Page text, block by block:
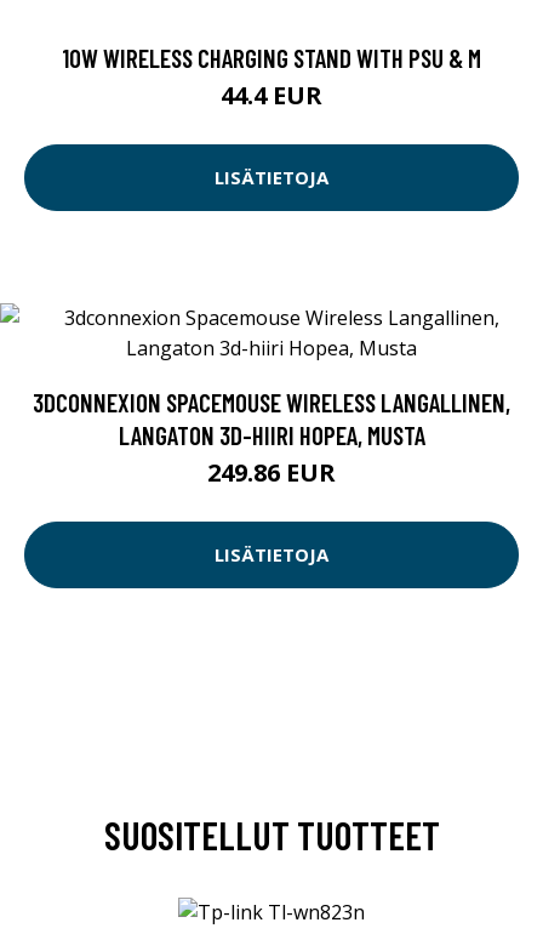
10W WIRELESS CHARGING STAND WITH PSU & M
44.4 EUR
LISÄTIETOJA
3DCONNEXION SPACEMOUSE WIRELESS LANGALLINEN,
LANGATON 3D-HIIRI HOPEA, MUSTA
249.86 EUR
LISÄTIETOJA
SUOSITELLUT TUOTTEET